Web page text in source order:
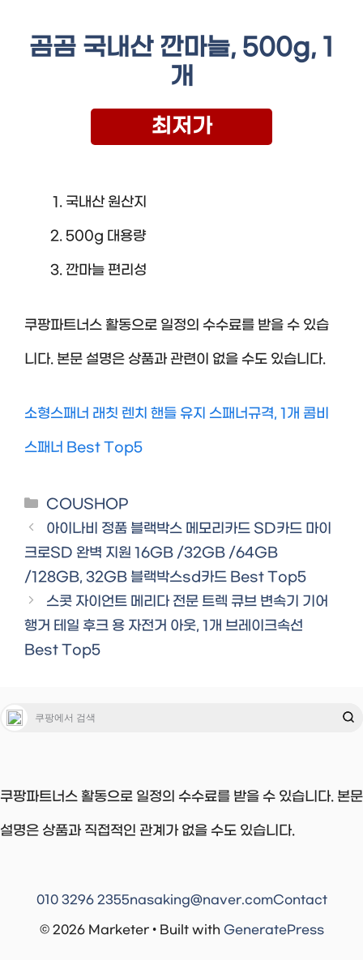
곰곰 국내산 깐마늘, 500g, 1
개
최저가
국내산 원산지
500g 대용량
깐마늘 편리성
쿠팡파트너스 활동으로 일정의 수수료를 받을 수 있습
니다. 본문 설명은 상품과 관련이 없을 수도 있습니다.
소형스패너 래칫 렌치 핸들 유지 스패너규격, 1개 콤비
스패너 Best Top5
Categories
COUSHOP
아이나비 정품 블랙박스 메모리카드 SD카드 마이
크로SD 완벽 지원 16GB /32GB /64GB
/128GB, 32GB 블랙박스sd카드 Best Top5
스콧 자이언트 메리다 전문 트렉 큐브 변속기 기어
행거 테일 후크 용 자전거 아웃, 1개 브레이크속선
Best Top5
쿠팡파트너스 활동으로 일정의 수수료를 받을 수 있습니다. 본문
설명은 상품과 직접적인 관계가 없을 수도 있습니다.
© 2026 Marketer • Built with GeneratePress
010 3296 2355nasaking@naver.comContact